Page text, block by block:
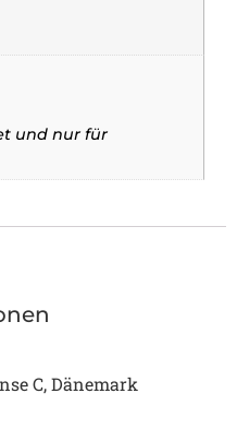
und nur für
C, Dänemark